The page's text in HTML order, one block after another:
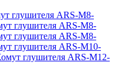
глушителя ARS-M8-
глушителя ARS-M8-
глушителя ARS-M8-
глушителя ARS-M10-
глушителя ARS-M12-